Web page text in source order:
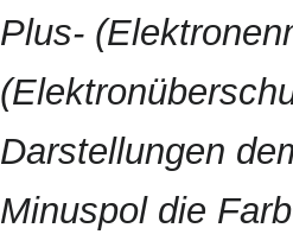
Plus-
Darstellungen
Minuspol die